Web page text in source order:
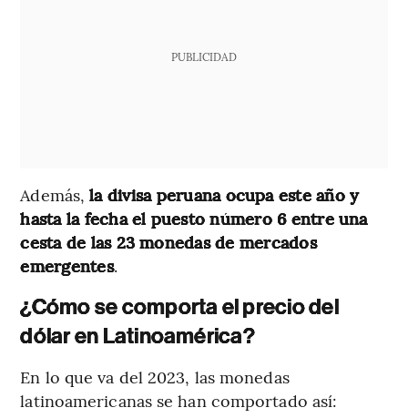
PUBLICIDAD
Además,la divisa peruana ocupa este año y
hasta la fecha el puesto número 6 entre una
cesta de las 23 monedas de mercados
emergentes.
¿Cómo se comporta el precio del
dólar en Latinoamérica?
En lo que va del 2023, las monedas
latinoamericanas se han comportado así: